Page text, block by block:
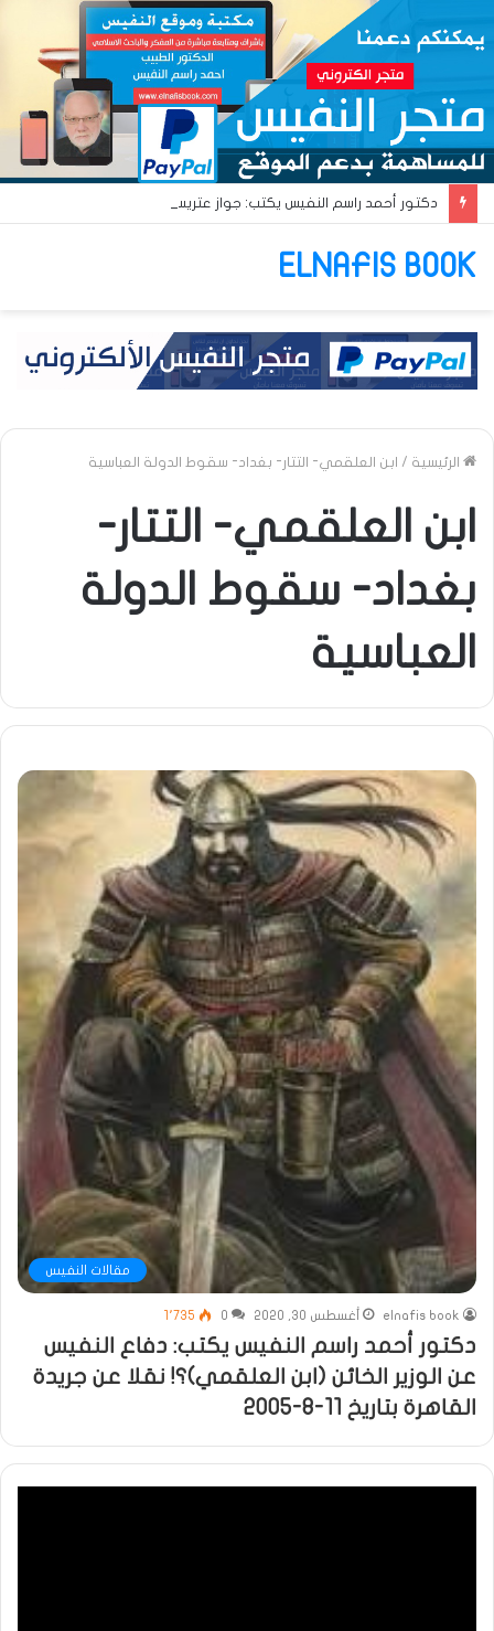
ELNAFIS BOOK
الرئيسية / ابن العلقمي- التتار- بغداد- سقوط الدولة العباسية
ابن العلقمي- التتار-
بغداد- سقوط الدولة
العباسية
مقالات النفيس
elnafis book أغسطس 30, 2020 0 1٬735
دكتور أحمد راسم النفيس يكتب: دفاع النفيس
عن الوزير الخائن (ابن العلقمي)؟! نقلا عن جريدة
القاهرة بتاريخ 11-8-2005